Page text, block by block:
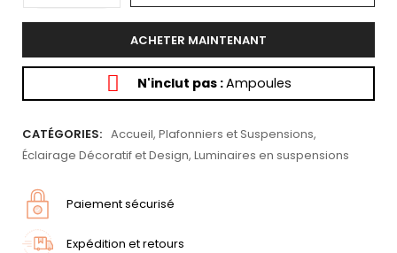
ACHETER MAINTENANT
N'inclut pas :Ampoules
CATÉGORIES: Accueil, Plafonniers et Suspensions,
Éclairage Décoratif et Design, Luminaires en suspensions
Paiement sécurisé
Expédition et retours